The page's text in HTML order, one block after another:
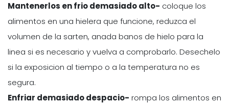
Mantenerlos en frio demasiado alto- coloque los
alimentos en una hielera que funcione, reduzca el
volumen de la sarten, anada banos de hielo para la
linea si es necesario y vuelva a comprobarlo. Desechelo
si la exposicion al tiempo o a la temperatura no es
segura.
Enfriar demasiado despacio- rompa los alimentos en